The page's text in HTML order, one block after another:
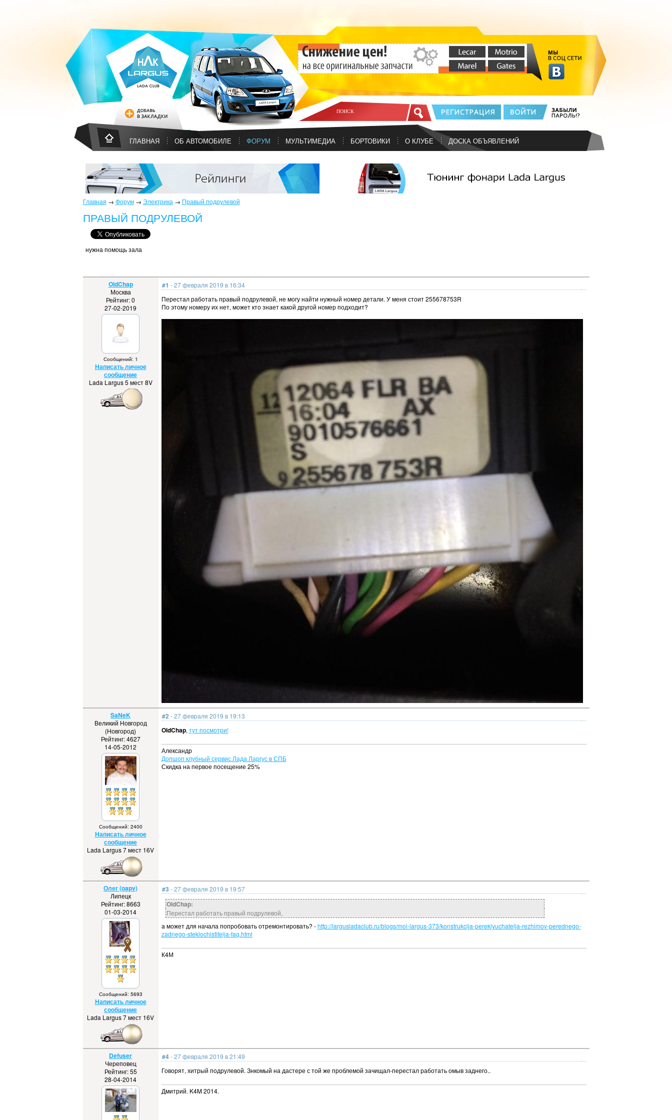
ГЛАВНАЯ ОБ АВТОМОБИЛЕ ФОРУМ МУЛЬТИМЕДИА БОРТОВИКИ О КЛУБЕ ДОСКА ОБЪЯВЛЕНИЙ
Главная → Форум→ Электрика → Правый подрулевой
ПРАВЫЙ ПОДРУЛЕВОЙ
нужна помощь зала
OldChap
Москва
Рейтинг: 0
27-02-2019
Сообщений: 1
Написать личное
сообщение
Lada Largus 5 мест 8V
#1 - 27 февраля 2019 в 16:34
Перестал работать правый подрулевой, не могу найти нужный номер детали. У меня стоит 255678753R
По этому номеру их нет, может кто знает какой другой номер подходит?
SaNeK
Великий Новгород
(Новгород)
Рейтинг: 4627
14-05-2012
Сообщений: 2400
Написать личное
сообщение
Lada Largus 7 мест 16V
#2 - 27 февраля 2019 в 19:13
OldChap, тут посмотри!
Александр
Допшоп клубный сервис Лада Ларгус в СПБ
Скидка на первое посещение 25%
Олег (oapv)
Липецк
Рейтинг: 8663
01-03-2014
Сообщений: 5693
Написать личное
сообщение
Lada Largus 7 мест 16V
#3 - 27 февраля 2019 в 19:57
OldChap:
Перестал работать правый подрулевой,
а может для начала попробовать отремонтировать? -http://largusladaclub.ru/blogs/moi-largus-373/konstrukcija-pereklyuchatelja-rezhimov-perednego-
zadnego-steklochistitelja-faq.html
К4М
Defuser
Череповец
Рейтинг: 55
28-04-2014
#4- 27 февраля 2019 в 21:49
Говорят, хитрый подрулевой. Знкомый на дастере с той же проблемой зачищал-перестал работать омыв заднего..
Дмитрий. K4M 2014.